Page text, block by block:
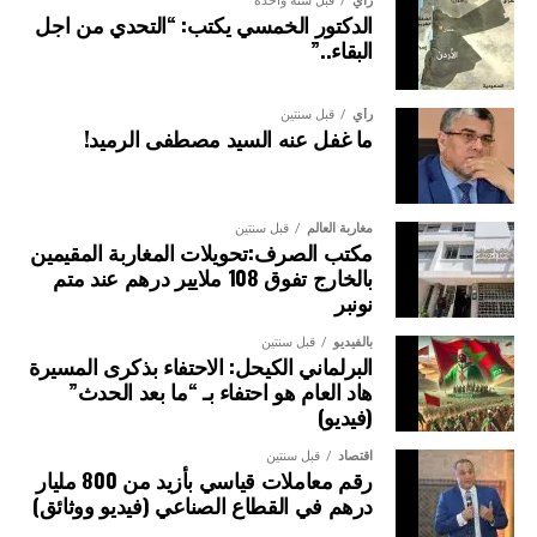
وقد تم إعداد الاتفاق بقيادة منظمة الأغذية والزراعة للأمم
المتحدة (الفاو)، ويُعتبر من أهم المعاهدات الدولية في مجال
حوكمة مصايد الأسماك البحرية. ويهدف إلى منع دخول المنتجات
السمكية الناتجة عن الصيد غير القانوني إلى الأسواق عبر الموانئ
من خلال التطبيق الفعّال لتدابير دولة الميناء، بما يضمن
المحافظة طويلة الأمد على الموارد البحرية الحية والنظم البيئية
ويضم الاتفاق حالياً 85 طرفاً متعاقداً، يشملون 111 دولة، وهو ما
يمثل نحو ثلاثة أرباع الدول الساحلية في العالم.
الصورة: ميناء صيد بمدينة هايكو، الصين — المصدر: ويكيميديا كومنز (المُلك
العام CC0).
الدكتور الخمسي يكتب: “التحدي من اجل
البقاء..”
رأي قبل سنتين
ما غفل عنه السيد مصطفى الرميد!
مغاربة العالم قبل سنتين
مكتب الصرف:تحويلات المغاربة المقيمين
بالخارج تفوق 108 ملايير درهم عند متم
نونبر
بالفيديو قبل سنتين
البرلماني الكيحل: الاحتفاء بذكرى المسيرة
هاد العام هو احتفاء بـ “ما بعد الحدث”
(فيديو)
اقتصاد قبل سنتين
رقم معاملات قياسي بأزيد من 800 مليار
درهم في القطاع الصناعي (فيديو ووثائق)